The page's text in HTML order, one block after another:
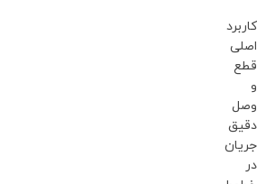
کاربرد
اصلی
قطع
و
وصل
دقیق
جریان
در